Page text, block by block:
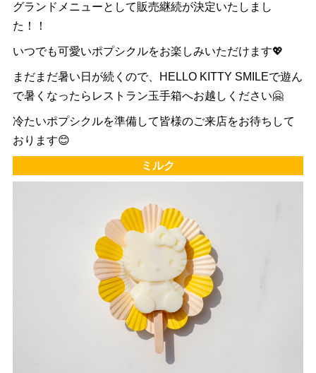
グランドメニューとして販売継続が決定いたしまし
た！！
いつでも可愛いポプシクルをお楽しみいただけます💖
まだまだ暑い日が続くので、HELLO KITTY SMILEで遊ん
で暑くなったらレストラン玉手箱へお越しください🤗
冷たいポプシクルを準備して皆様のご来店をお待ちして
おります😊
ミルク